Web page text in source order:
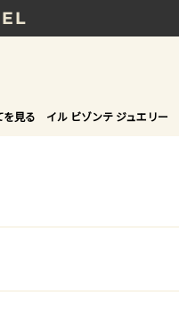
で送料無料
ギフトガイド
を見る イル ビゾンテ ジュエリー